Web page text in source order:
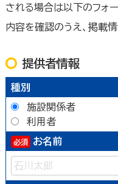
される場合は以下のフォ
内容を確認のうえ、掲載
提供者情報
種別
施設関係者
利用者
お名前